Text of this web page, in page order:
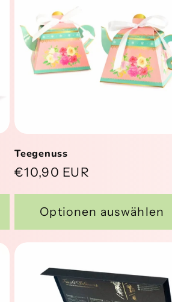
Teegenuss
Normaler
€10,90 EUR
Optionen auswählen